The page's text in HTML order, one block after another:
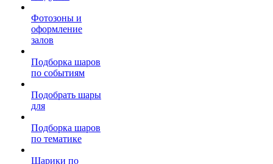
Фотозоны и
оформление
залов
Подборка шаров
по событиям
Подобрать шары
для
Подборка шаров
по тематике
Шарики по